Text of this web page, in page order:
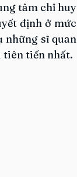
tâm chỉ huy
định ở mức
những sĩ quan
tiên tiến nhất.